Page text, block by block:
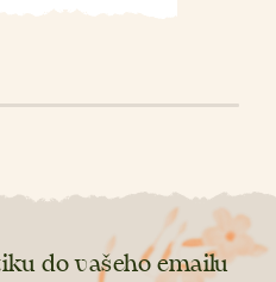
do vašeho emailu